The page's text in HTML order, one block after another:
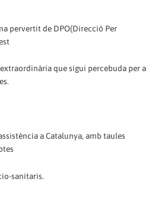
pervertit de DPO(Direcció Per
que sigui percebuda per a
a Catalunya, amb taules
sanitaris.